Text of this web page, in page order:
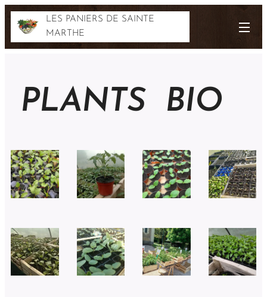
LES PANIERS DE SAINTE
MARTHE
PLANTS BIO